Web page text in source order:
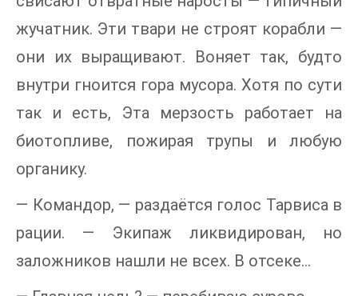
жучатник. Эти твари не строят корабли —
они их выращивают. Воняет так, будто
внутри гноится гора мусора. Хотя по сути
так и есть, Эта мерзость работает на
биотопливе, пожирая трупы и любую
органику.
— Командор, — раздаётся голос Тарвиса в
рации. — Экипаж ликвидирован, но
заложников нашли не всех. В отсеке…